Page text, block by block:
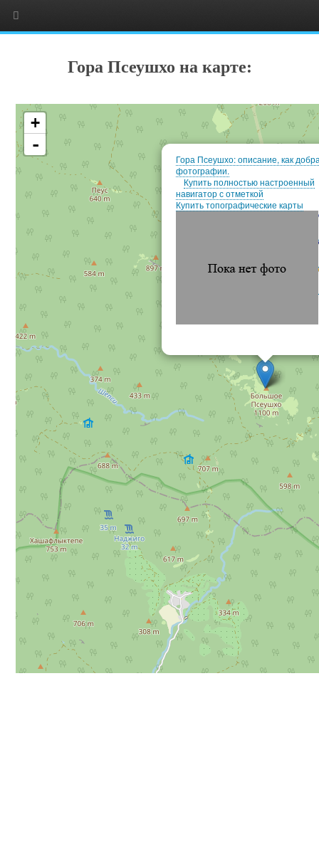
Гора Псеушхо на карте:
Гора Псеушхо: описание, как
фотографии.
Купить полностью настроенный
навигатор с отметкой
Купить топографические карты
+
-